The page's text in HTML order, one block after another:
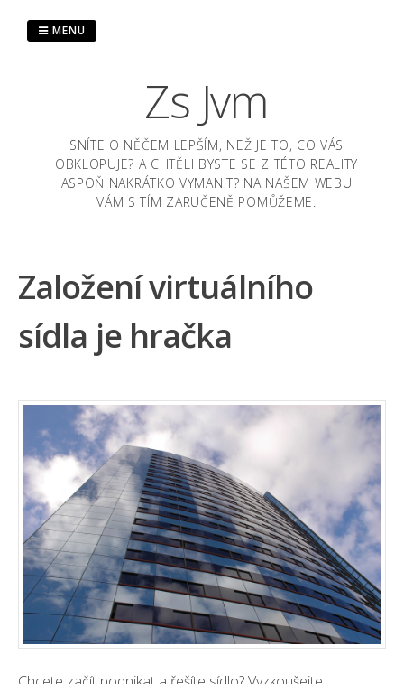
Zs Jvm
SNÍTE O NĚČEM LEPŠÍM, NEŽ JE TO, CO VÁS
OBKLOPUJE? A CHTĚLI BYSTE SE Z TÉTO REALITY
ASPOŇ NAKRÁTKO VYMANIT? NA NAŠEM WEBU
VÁM S TÍM ZARUČENĚ POMŮŽEME.
MENU
Založení virtuálního
sídla je hračka